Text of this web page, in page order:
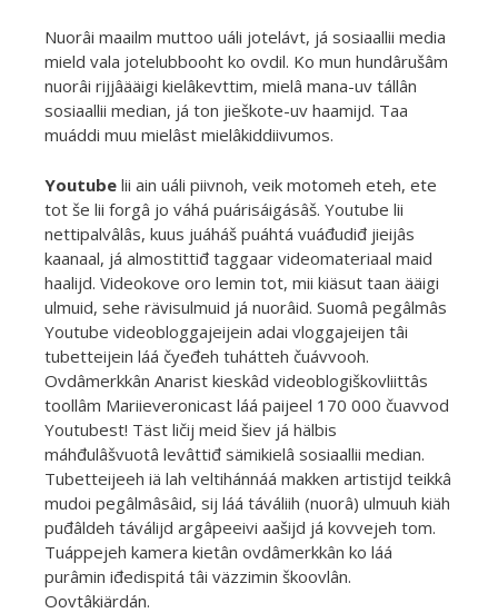
Nuorâi maailm muttoo uáli jotelávt, já sosiaallii media
mield vala jotelubbooht ko ovdil. Ko mun hundârušâm
nuorâi rijjâääigi kielâkevttim, mielâ mana-uv tállân
sosiaallii median, já ton jieškote-uv haamijd. Taa
muáddi muu mielâst mielâkiddiivumos.
Youtube lii ain uáli piivnoh, veik motomeh eteh, ete
tot še lii forgâ jo váhá puárisáigásâš. Youtube lii
nettipalvâlâs, kuus juáháš puáhtá vuáđudiđ jieijâs
kaanaal, já almostittiđ taggaar videomateriaal maid
haalijd. Videokove oro lemin tot, mii kiäsut taan ääigi
ulmuid, sehe rävisulmuid já nuorâid. Suomâ pegâlmâs
Youtube videobloggajeijein adai vloggajeijen tâi
tubetteijein láá čyeđeh tuhátteh čuávvooh.
Ovdâmerkkân Anarist kieskâd videoblogiškovliittâs
toollâm Mariieveronicast láá paijeel 170 000 čuavvod
Youtubest! Täst ličij meid šiev já hälbis
máhđulâšvuotâ levâttiđ sämikielâ sosiaallii median.
Tubetteijeeh iä lah veltihánnáá makken artistijd teikkâ
mudoi pegâlmâsâid, sij láá táváliih (nuorâ) ulmuuh kiäh
puđâldeh táválijd argâpeeivi aašijd já kovvejeh tom.
Tuáppejeh kamera kietân ovdâmerkkân ko láá
purâmin iđedispitá tâi väzzimin škoovlân.
Oovtâkiärdán.